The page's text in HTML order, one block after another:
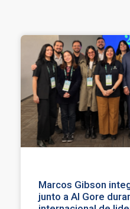
Marcos Gibson
junto a Al Gore